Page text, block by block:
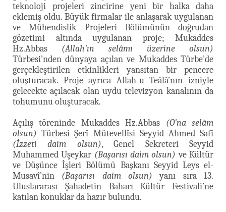
teknoloji projeleri zincirine yeni bir halka daha
eklemiş oldu. Büyük firmalar ile anlaşarak uygulanan
ve Mühendislik Projeleri Bölümünün doğrudan
gözetimi altında uygulanan proje; Mukaddes
Hz.Abbas (Allah'ın selâmı üzerine olsun)
Türbesi’nden dünyaya açılan ve Mukaddes Türbe’de
gerçekleştirilen etkinlikleri yansıtan bir pencere
oluşturacak. Proje ayrıca Allah-u Teâlâ’nın izniyle
gelecekte açılacak olan uydu televizyon kanalının da
tohumunu oluşturacak.
Açılış töreninde Mukaddes Hz.Abbas (O'na selâm
olsun) Türbesi Şerî Mütevellîsi Seyyid Ahmed Safî
(İzzeti daim olsun), Genel Sekreteri Seyyid
Muhammed Uşeykar (Başarısı daim olsun) ve Kültür
ve Düşünce İşleri Bölümü Başkanı Seyyid Leys el-
Musavî’nin (Başarısı daim olsun) yanı sıra 13.
Uluslararası Şahadetin Baharı Kültür Festivali’ne
katılan konuklar da hazır bulundu.